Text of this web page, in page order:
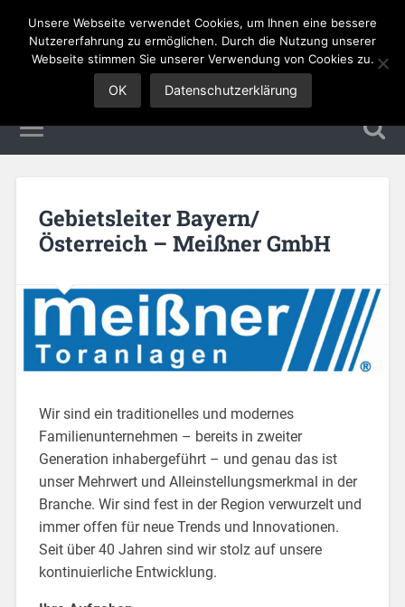
Sales Jobs
Gebietsleiter Bayern/
Österreich – Meißner GmbH
Wir sind ein traditionelles und modernes
Familienunternehmen – bereits in zweiter
Generation inhabergeführt – und genau das ist
unser Mehrwert und Alleinstellungsmerkmal in der
Branche. Wir sind fest in der Region verwurzelt und
immer offen für neue Trends und Innovationen.
Seit über 40 Jahren sind wir stolz auf unsere
kontinuierliche Entwicklung.
Unsere Webseite verwendet Cookies, um Ihnen eine bessere
Nutzererfahrung zu ermöglichen. Durch die Nutzung unserer
Webseite stimmen Sie unserer Verwendung von Cookies zu.
OK Datenschutzerklärung